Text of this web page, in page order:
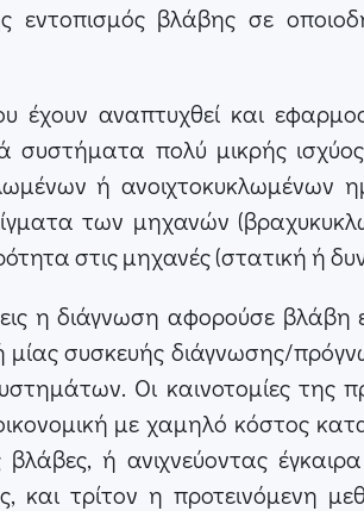
εντοπισμός βλάβης σε
έχουν αναπτυχθεί και
συστήματα πολύ μικρής
ή ανοιχτοκυκλωμένων
των μηχανών
στις μηχανές (στατική ή
η διάγνωση αφορούσε
συσκευής διάγνωσης/
Οι καινοτομίες
με χαμηλό κόστος
βλάβες, ή ανιχνεύοντας
και τρίτον η προτεινόμενη